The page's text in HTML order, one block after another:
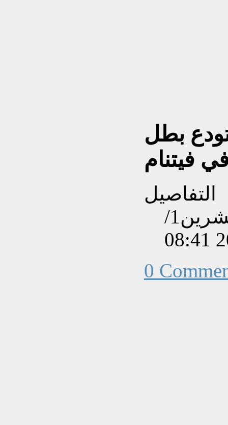
بطل
فيتنام
التفاصيل
تم إنشاءه بتاريخ الأحد, 13 تشرين1/
0